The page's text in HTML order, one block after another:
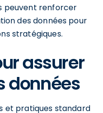
peuvent renforcer
des données pour
stratégiques.
assurer
données
et pratiques standard